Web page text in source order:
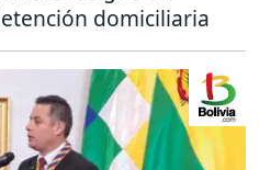
domiciliaria